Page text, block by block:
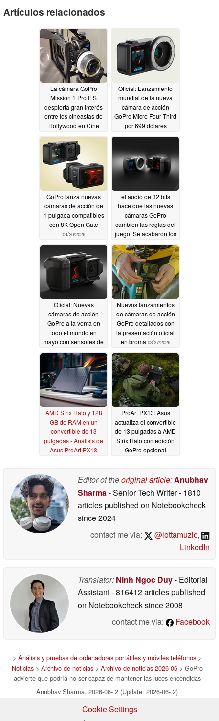
Artículos relacionados
La cámara GoPro
Mission 1 Pro ILS
despierta gran interés
entre los cineastas de
Hollywood en Cine
Gear LA06/08/2026
Oficial: Lanzamiento
mundial de la nueva
cámara de acción
GoPro Micro Four Third
por 699 dólares
04/21/2026
GoPro lanza nuevas
cámaras de acción de
1 pulgada compatibles
con 8K Open Gate
04/20/2026
el audio de 32 bits
hace que las nuevas
cámaras GoPro
cambien las reglas del
juego: Se acabaron los
problemas de recorte y
ganancia04/15/2026
Oficial: Nuevas
cámaras de acción
GoPro a la venta en
todo el mundo en
mayo con sensores de
1 pulgada04/14/2026
Nuevos lanzamientos
de cámaras de acción
GoPro detallados con
la presentación oficial
en broma 03/27/2026
AMD Strix Halo y 128
GB de RAM en un
convertible de 13
pulgadas - Análisis de
Asus ProArt PX13
ProArt PX13: Asus
actualiza el convertible
de 13 pulgadas a AMD
Strix Halo con edición
GoPro opcional
Editor of theoriginal article:Anubhav
Sharma- Senior Tech Writer- 1810
articles published on Notebookcheck
since 2024
contact me via:
@lottamuzic,
LinkedIn
Translator: Ninh Ngoc Duy- Editorial
Assistant- 816412 articles published
on Notebookchecksince 2008
contact me via:
Facebook
> Análisis y pruebas de ordenadores portátiles y móviles teléfonos >
Noticias> Archivo de noticias> Archivo de noticias 2026 06> GoPro
advierte que podría no ser capaz de mantener las luces encendidas
Anubhav Sharma, 2026-06- 2 (Update: 2026-06- 2)
Cookie Settings